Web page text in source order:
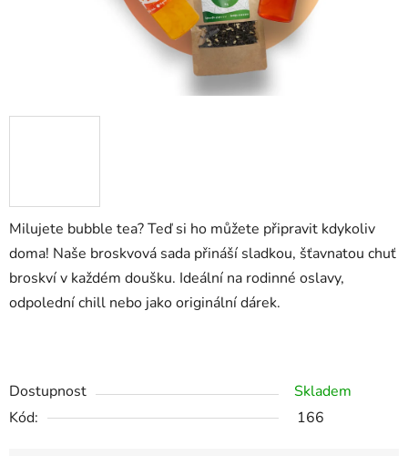
Milujete bubble tea? Teď si ho můžete připravit kdykoliv
doma! Naše broskvová sada přináší sladkou, šťavnatou chuť
broskví v každém doušku. Ideální na rodinné oslavy,
odpolední chill nebo jako originální dárek.
Dostupnost
Skladem
Kód:
166